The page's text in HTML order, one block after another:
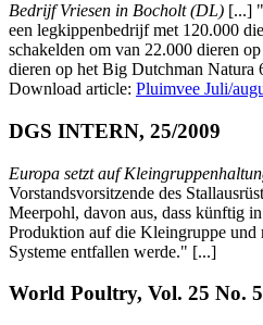
Bedrijf Vriesen in Bocholt (DL) [...]
een legkippenbedrijf met 120.000
schakelden om van 22.000 dieren
dieren op het Big Dutchman Natura
Download article: Pluimvee Juli/
DGS INTERN, 25/2009
Europa setzt auf
Vorstandsvorsitzende des
Meerpohl, davon aus, dass künftig
Produktion auf die Kleingruppe
Systeme entfallen werde." [...]
World Poultry, Vol. 25 No.